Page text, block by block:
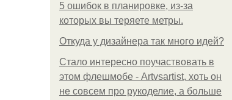
5 ошибок в планировке, из-за
которых вы теряете метры.
Откуда у дизайнера так много идей?
Стало интересно поучаствовать в
этом флешмобе - Artvsartist, хоть он
не совсем про рукоделие, а больше